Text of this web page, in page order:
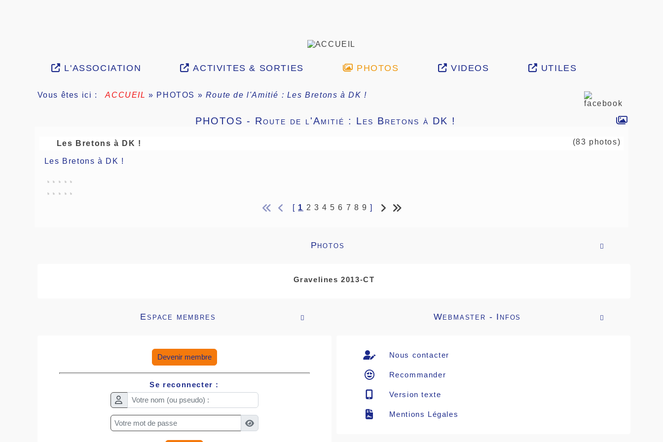
L'ASSOCIATION ACTIVITES & SORTIES PHOTOS VIDEOS UTILES
Vous êtes ici : ACCUEIL» PHOTOS » Route de l'Amitié : Les Bretons à DK !
PHOTOS - Route de l'Amitié : Les Bretons à DK !
Les Bretons à DK ! (83 photos)
Les Bretons à DK !
[ 1 2 3 4 5 6 7 8 9 ]

Photos
Gravelines 2013-CT

Espace membres
Devenir membre
Se reconnecter :

Webmaster - Infos
Nous contacter
Recommander
Version texte
Mentions Légales